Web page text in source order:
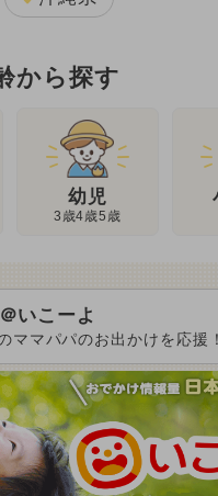
から探す
幼児
3歳4歳5歳
いこーよ
ママパパのお出かけを応援！